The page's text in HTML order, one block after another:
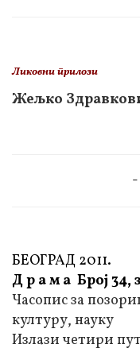
Ликовни прилози
Жељко
БЕОГРАД 2011.
Д р а м а Број 34,
Часопис за
културу, науку
Излази четири